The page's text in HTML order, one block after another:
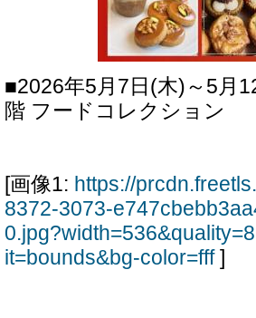
■2026年5月7日(木)～5月
階 フードコレクション
[画像1: https://
8372-3073-
it=bounds&bg-color=fff]